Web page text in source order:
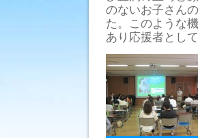
のないお子さん
た。このような
あり応援者とし